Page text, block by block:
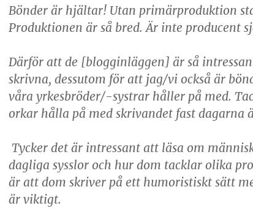
Bönder är hjältar! Utan primärproduktion
Produktionen är så bred. Är inte producent
Därför att de [blogginläggen] är så
skrivna, dessutom för att jag/vi också är
våra yrkesbröder/-systrar håller på med.
orkar hålla på med skrivandet fast dagarna
Tycker det är intressant att läsa om
dagliga sysslor och hur dom tacklar olika
är att dom skriver på ett humoristiskt sätt
är viktigt.